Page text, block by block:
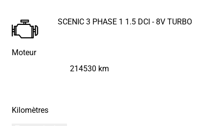
Moteur
SCENIC 3 PHASE 1 1.5 DCI - 8V TURBO
Kilomètres
214530 km